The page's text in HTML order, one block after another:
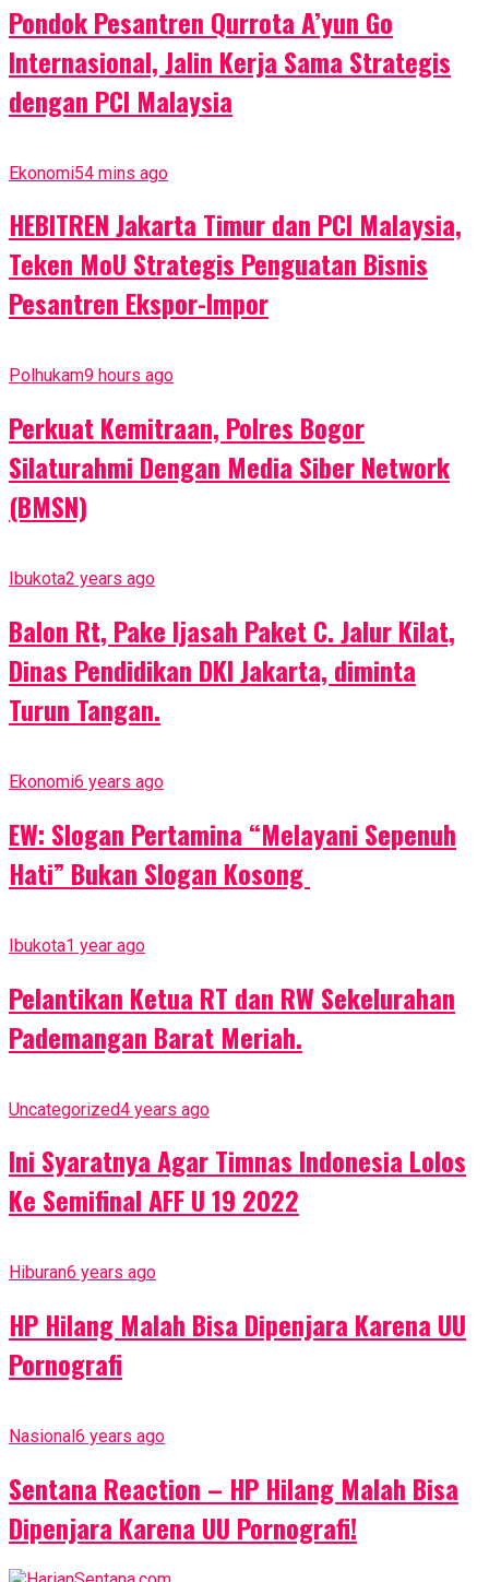
Pondok Pesantren Qurrota A’yun Go
Internasional, Jalin Kerja Sama Strategis
dengan PCI Malaysia
Ekonomi54 mins ago
HEBITREN Jakarta Timur dan PCI Malaysia,
Teken MoU Strategis Penguatan Bisnis
Pesantren Ekspor-Impor
Polhukam9 hours ago
Perkuat Kemitraan, Polres Bogor
Silaturahmi Dengan Media Siber Network
(BMSN)
Ibukota2 years ago
Balon Rt, Pake Ijasah Paket C. Jalur Kilat,
Dinas Pendidikan DKI Jakarta, diminta
Turun Tangan.
Ekonomi6 years ago
EW: Slogan Pertamina “Melayani Sepenuh
Hati” Bukan Slogan Kosong
Ibukota1 year ago
Pelantikan Ketua RT dan RW Sekelurahan
Pademangan Barat Meriah.
Uncategorized4 years ago
Ini Syaratnya Agar Timnas Indonesia Lolos
Ke Semifinal AFF U 19 2022
Hiburan6 years ago
HP Hilang Malah Bisa Dipenjara Karena UU
Pornografi
Nasional 6 years ago
Sentana Reaction – HP Hilang Malah Bisa
Dipenjara Karena UU Pornografi!